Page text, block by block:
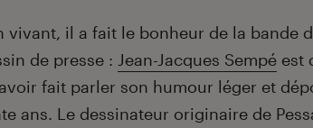
vivant, il a fait le bonheur de la bande
de presse : Jean-Jacques Sempé est
fait parler son humour léger et
ans. Le dessinateur originaire de